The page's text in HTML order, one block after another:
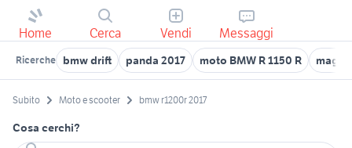
Home Cerca Vendi Messaggi
Ricerche bmw drift panda 2017 moto BMW R 1150 R
Subito Moto e scooter bmw r1200r 2017
Cosa cerchi?